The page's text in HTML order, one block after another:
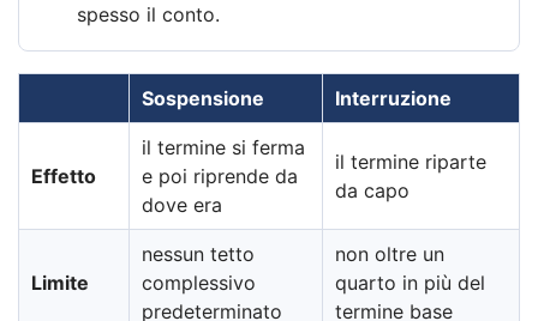
spesso il conto.
Sospensione Interruzione
Effetto
il termine si ferma
e poi riprende da
dove era
il termine riparte
da capo
Limite
nessun tetto
complessivo
predeterminato
non oltre un
quarto in più del
termine base